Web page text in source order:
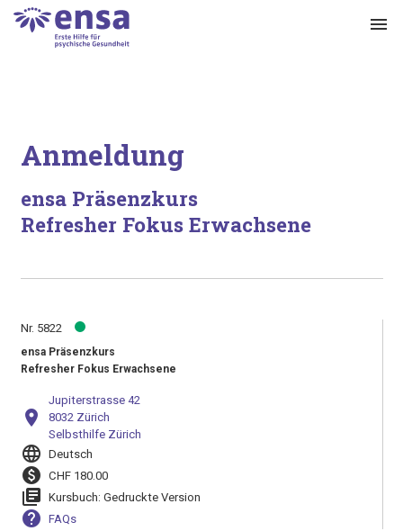
menu
Anmeldung
ensa Präsenzkurs
Refresher Fokus Erwachsene
Nr. 5822
ensa Präsenzkurs
Refresher Fokus Erwachsene
location_on
Jupiterstrasse 42
8032 Zürich
Selbsthilfe Zürich
language Deutsch
paid CHF 180.00
library_books Kursbuch: Gedruckte Version
help FAQs